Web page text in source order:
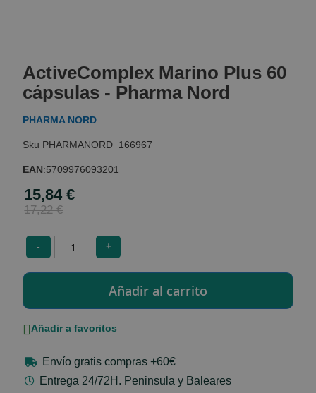
the
beginning
of
the
gallery
ActiveComplex Marino Plus 60
cápsulas - Pharma Nord
PHARMA NORD
PHARMANORD_166967
EAN:5709976093201
Special
Price
15,84 €
17,22 €
- +
Añadir a favoritos
Envío gratis compras +60€
Entrega 24/72H. Peninsula y Baleares